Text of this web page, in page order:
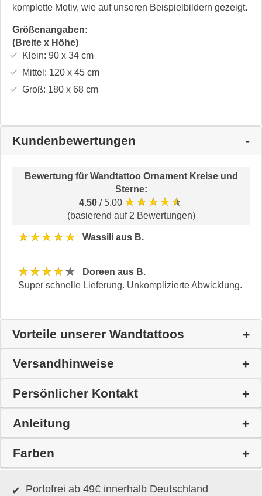
komplette Motiv, wie auf unseren Beispielbildern gezeigt.
Größenangaben:
(Breite x Höhe)
Klein: 90 x 34cm
Mittel: 120 x 45cm
Groß: 180 x 68cm
Kundenbewertungen
Bewertung für Wandtattoo Ornament Kreise und
Sterne:
4.50 / 5.00 ★★★★★
(basierend auf 2 Bewertungen)
★★★★★ Wassili aus B.
★★★★★
Doreen aus B.
Super schnelle Lieferung. Unkomplizierte Abwicklung.
Vorteile unserer Wandtattoos
Versandhinweise
Persönlicher Kontakt
Anleitung
Farben
Portofrei ab 49€ innerhalb Deutschland